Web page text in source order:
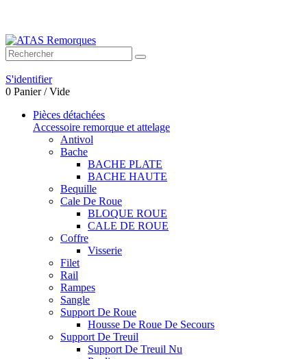
S'identifier
0 Panier /Vide
Pièces détachées
Accessoire remorque et attelage
Antivol
Bache
BACHE PLATE
BACHE HAUTE
Bequille
Cale De Roue
BLOQUE ROUE
CALE DE ROUE
Coffre
Visserie
Filet
Rail
Rampes
Sangle
Support De Roue
Housse De Roue De Secours
Support De Treuil
Support De Treuil Nu